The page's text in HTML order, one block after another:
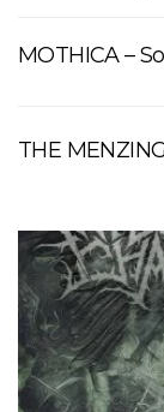
MOTHICA –
THE